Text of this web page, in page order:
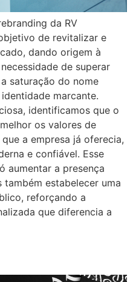
da RV
de revitalizar e
dando origem à
de superar
saturação do nome
marcante.
identificamos que o
os valores de
a empresa já oferecia,
e confiável. Esse
aumentar a presença
estabelecer uma
reforçando a
que diferencia a